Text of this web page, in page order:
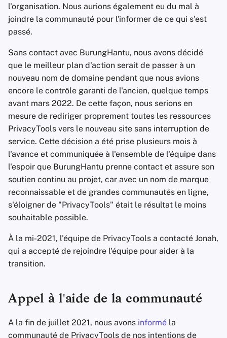
l'organisation. Nous aurions également eu du mal à
joindre la communauté pour l'informer de ce qui s'est
passé.
Sans contact avec BurungHantu, nous avons décidé
que le meilleur plan d'action serait de passer à un
nouveau nom de domaine pendant que nous avions
encore le contrôle garanti de l'ancien, quelque temps
avant mars 2022. De cette façon, nous serions en
mesure de rediriger proprement toutes les ressources
PrivacyTools vers le nouveau site sans interruption de
service. Cette décision a été prise plusieurs mois à
l'avance et communiquée à l'ensemble de l'équipe dans
l'espoir que BurungHantu prenne contact et assure son
soutien continu au projet, car avec un nom de marque
reconnaissable et de grandes communautés en ligne,
s'éloigner de "PrivacyTools" était le résultat le moins
souhaitable possible.
À la mi-2021, l'équipe de PrivacyTools a contacté Jonah,
qui a accepté de rejoindre l'équipe pour aider à la
transition.
Appel à l'aide de la communauté
A la fin de juillet 2021, nous avons informé la
communauté de PrivacyTools de nos intentions de